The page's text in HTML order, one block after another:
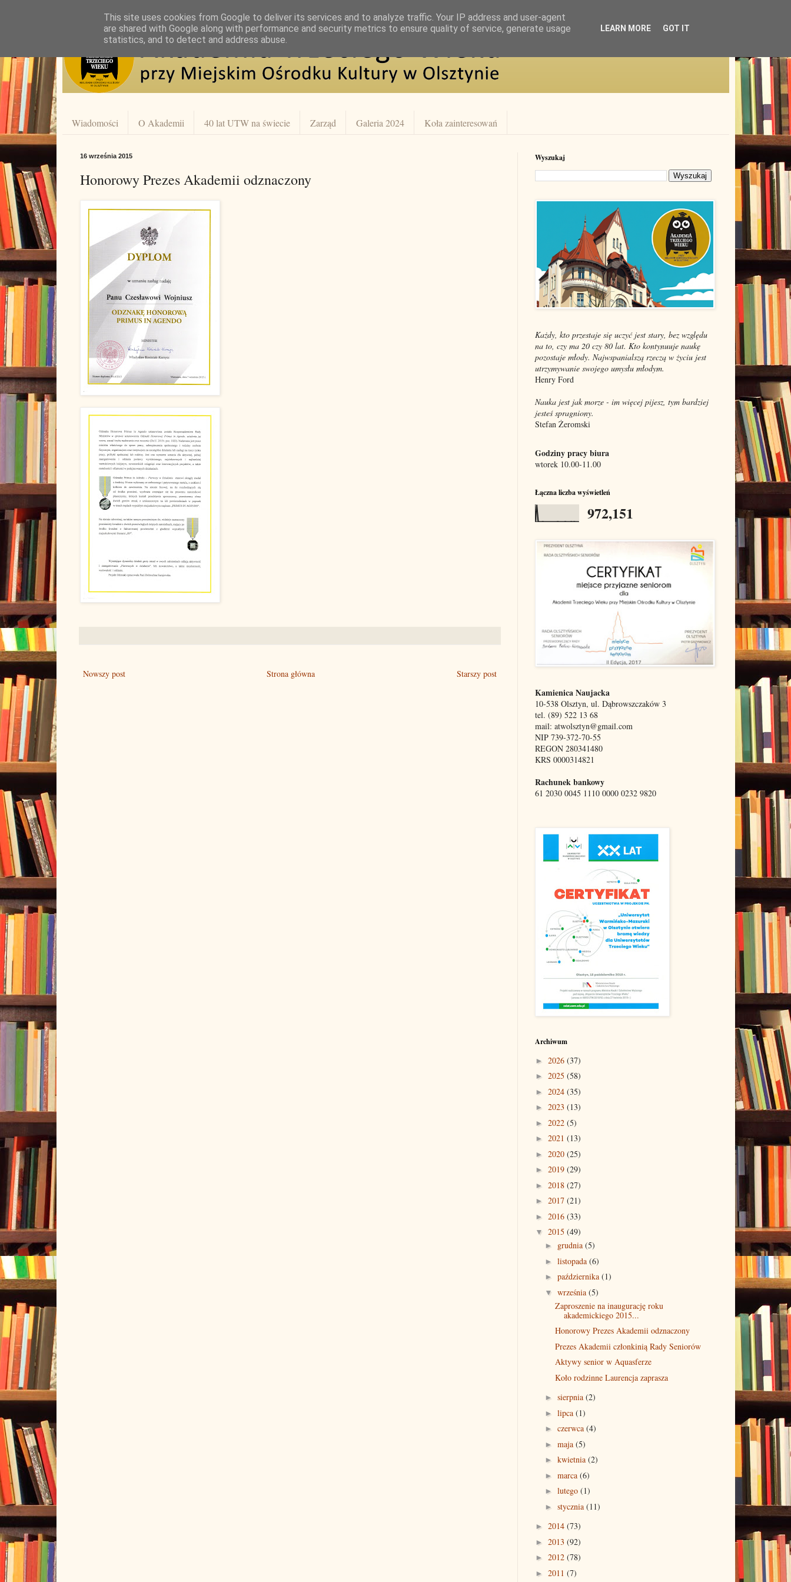
Wiadomości O Akademii 40 lat UTW na świecie Zarząd Galeria 2024 Koła zainteresowań
16 września 2015
Honorowy Prezes Akademii odznaczony
Nowszy post Starszy post
Strona główna
Wyszukaj
Każdy, kto przestaje się uczyć jest stary, bez względu
na to, czy ma 20 czy 80 lat. Kto kontynuuje naukę
pozostaje młody. Najwspanialszą rzeczą w życiu jest
utrzymywanie swojego umysłu młodym.
Henry Ford
Nauka jest jak morze - im więcej pijesz, tym bardziej
jesteś spragniony.
Stefan Żeromski
Godziny pracy biura
wtorek 10.00-11.00
Łączna liczba wyświetleń
972,151
Kamienica Naujacka
10-538 Olsztyn, ul. Dąbrowszczaków 3
tel. (89) 522 13 68
mail: atwolsztyn@gmail.com
NIP 739-372-70-55
REGON 280341480
KRS 0000314821
Rachunek bankowy
61 2030 0045 1110 0000 0232 9820
Archiwum
► 2026 (37)
► 2025 (58)
► 2024 (35)
► 2023 (13)
► 2022 (5)
► 2021 (13)
► 2020 (25)
► 2019 (29)
► 2018 (27)
► 2017 (21)
► 2016 (33)
▼ 2015 (49)
► grudnia(5)
►listopada(6)
►października(1)
▼września(5)
Zaproszenie na inaugurację roku
akademickiego 2015...
Honorowy Prezes Akademii odznaczony
Prezes Akademii członkinią Rady Seniorów
Aktywy senior w Aquasferze
Koło rodzinne Laurencja zaprasza
►sierpnia(2)
►lipca(1)
►czerwca(4)
►maja(5)
►kwietnia(2)
►marca(6)
►lutego(1)
►stycznia(11)
► 2014 (73)
► 2013 (92)
► 2012 (78)
► 2011 (7)
This site uses cookies from Google to deliver its services and to analyze traffic. Your IP address and user-agent
are shared with Google along with performance and security metrics to ensure quality of service, generate usage
statistics, and to detect and address abuse.
LEARN MORE GOT IT